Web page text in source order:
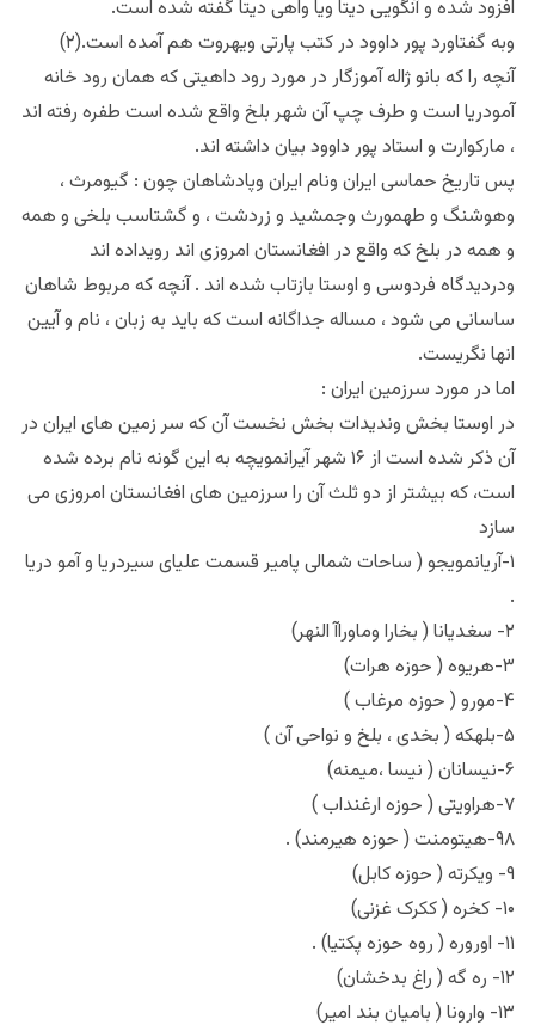
افزود شده و آنگویی دیتا ویا واهی دیتا گفته شده است.
وبه گفتاورد پور داوود در کتب پارتی ویهروت هم آمده است.(۲)
آنچه را که بانو ژاله آموزگار در مورد رود داهیتی که همان رود خانه
آمودریا است و طرف چپ آن شهر بلخ واقع شده است طفره رفته اند
، مارکوارت و استاد پور داوود بیان داشته اند.
پس تاریخ حماسی ایران ونام ایران وپادشاهان چون : گیومرث ،
وهوشنگ و طهمورث وجمشید و زردشت ، و گشتاسب بلخی و همه
و همه در بلخ که واقع در افغانستان امروزی اند رویداده اند
ودردیدگاه فردوسی و اوستا بازتاب شده اند . آنچه که مربوط شاهان
ساسانی می شود ، مساله جداگانه است که باید به زبان ، نام و آیین
انها نگریست.
اما در مورد سرزمین ایران :
در اوستا بخش وندیدات بخش نخست آن که سر زمین های ایران در
آن ذکر شده است از ۱۶ شهر آیرانمویچه به این گونه نام برده شده
است، که بیشتر از دو ثلث آن را سرزمین های افغانستان امروزی می
سازد
۱-آریانمویجو ( ساحات شمالی پامیر قسمت علیای سیردریا و آمو دریا
.
۲- سغدیانا ( بخارا وماوراآ النهر)
۳-هریوه ( حوزه هرات)
۴-مورو ( حوزه مرغاب )
۵-بلهکه ( بخدی ، بلخ و نواحی آن )
۶-نیسانان ( نیسا ،میمنه)
۷-هراویتی ( حوزه ارغنداب )
۹۸-هیتومنت ( حوزه هیرمند) .
۹- ویکرته ( حوزه کابل)
۱۰- کخره ( ککرک غزنی)
۱۱- اوروره ( روه حوزه پکتیا) .
۱۲- ره گه ( راغ بدخشان)
۱۳- وارونا ( بامیان بند امیر)